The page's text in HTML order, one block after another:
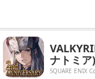
ナトミア)
SQUARE ENIX